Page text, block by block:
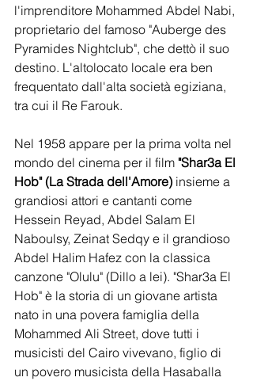
l'imprenditore Mohammed Abdel Nabi,
proprietario del famoso "Auberge des
Pyramides Nightclub", che dettò il suo
destino. L'altolocato locale era ben
frequentato dall'alta società egiziana,
tra cui il Re Farouk.
Nel 1958 appare per la prima volta nel
mondo del cinema per il film "Shar3a El
Hob" (La Strada dell'Amore) insieme a
grandiosi attori e cantanti come
Hessein Reyad, Abdel Salam El
Naboulsy, Zeinat Sedqy e il grandioso
Abdel Halim Hafez con la classica
canzone "Olulu" (Dillo a lei). "Shar3a El
Hob" è la storia di un giovane artista
nato in una povera famiglia della
Mohammed Ali Street, dove tutti i
musicisti del Cairo vivevano, figlio di
un povero musicista della Hasaballa